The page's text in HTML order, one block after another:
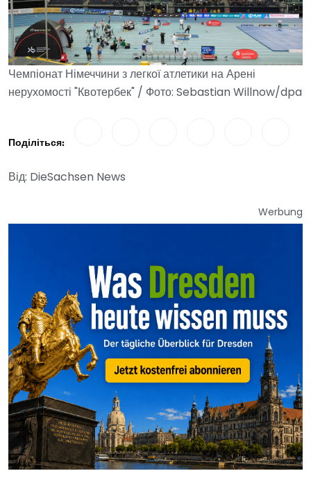
Чемпіонат Німеччини з легкої атлетики на Арені
нерухомості "Квотербек" / Фото: Sebastian Willnow/dpa
Поділіться:
Від: DieSachsen News
Werbung